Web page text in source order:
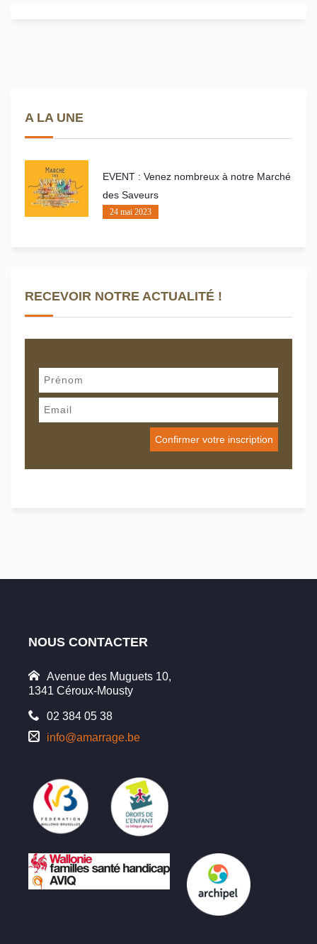
A LA UNE
EVENT : Venez nombreux à notre Marché
des Saveurs
24 mai 2023
RECEVOIR NOTRE ACTUALITÉ !
NOUS CONTACTER
Avenue des Muguets 10,
1341 Céroux-Mousty
02 384 05 38
info@amarrage.be